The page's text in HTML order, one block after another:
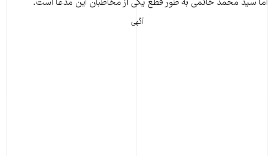
اما سید محمد خاتمی به طور قطع یکی از مخاطبان این مدعا است.
آگهی